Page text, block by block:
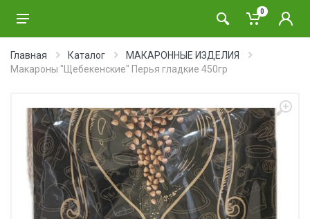
0
Главная Каталог
МАКАРОННЫЕ ИЗДЕЛИЯ
Макароны "Щебекенские" Перья гладкие 450гр